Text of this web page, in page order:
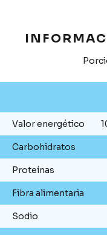
Valor energético
Carbohidratos
Proteínas
Fibra alimentaria
Sodio